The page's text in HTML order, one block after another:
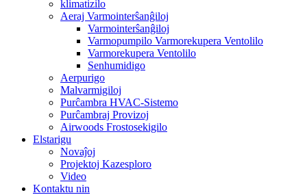
klimatizilo
Aeraj Varmointerŝanĝiloj
Varmointerŝanĝiloj
Varmopumpilo Varmorekupera Ventolilo
Varmorekupera Ventolilo
Senhumidigo
Aerpurigo
Malvarmigiloj
Purĉambra HVAC-Sistemo
Purĉambraj Provizoj
Airwoods Frostosekigilo
Elstarigu
Novaĵoj
Projektoj Kazesploro
Video
Kontaktu nin